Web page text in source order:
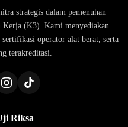
strategis dalam pemenuhan
Kerja (K3). Kami menyediakan
operator alat berat, serta
terakreditasi.
Riksa